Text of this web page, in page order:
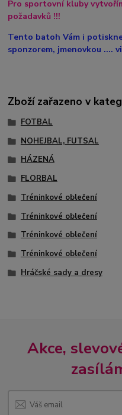
Pro sportovní kluby
požadavků !!!
Tento batoh Vám i
sponzorem, jmenovkou ....
Zboží zařazeno v
FOTBAL
NOHEJBAL, FUTSAL
HÁZENÁ
FLORBAL
Tréninkové oblečení
Tréninkové oblečení
Tréninkové oblečení
Tréninkové oblečení
Hráčské sady a dresy
Akce,